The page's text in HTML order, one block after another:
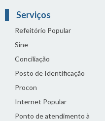
Serviços
Refeitório Popular
Sine
Conciliação
Posto de Identificação
Procon
Internet Popular
Ponto de atendimento à